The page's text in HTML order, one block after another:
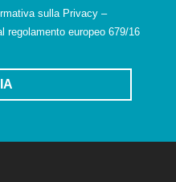
sulla Privacy –
regolamento europeo 679/16